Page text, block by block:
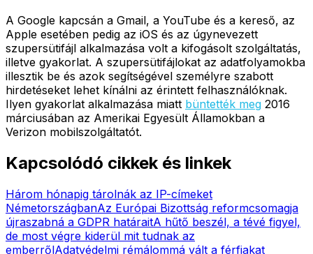
A Google kapcsán a Gmail, a YouTube és a kereső, az
Apple esetében pedig az iOS és az úgynevezett
szupersütifájl alkalmazása volt a kifogásolt szolgáltatás,
illetve gyakorlat. A szupersütifájlokat az adatfolyamokba
illesztik be és azok segítségével személyre szabott
hirdetéseket lehet kínálni az érintett felhasználóknak.
Ilyen gyakorlat alkalmazása miatt büntették meg 2016
márciusában az Amerikai Egyesült Államokban a
Verizon mobilszolgáltatót.
Kapcsolódó cikkek és linkek
Három hónapig tárolnák az IP-címeket
NémetországbanAz Európai Bizottság reformcsomagja
újraszabná a GDPR határaitA hűtő beszél, a tévé figyel,
de most végre kiderül mit tudnak az
emberrőlAdatvédelmi rémálommá vált a férfiakat